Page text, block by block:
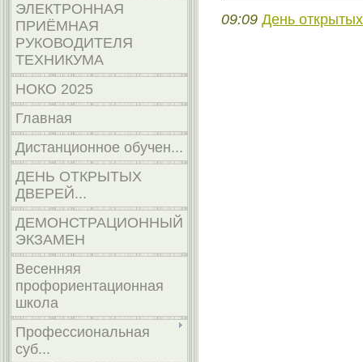
ЭЛЕКТРОННАЯ
ПРИЁМНАЯ
РУКОВОДИТЕЛЯ
ТЕХНИКУМА
НОКО 2025
Главная
Дистанционное обучен...
ДЕНЬ ОТКРЫТЫХ
ДВЕРЕЙ...
ДЕМОНСТРАЦИОННЫЙ
ЭКЗАМЕН
Весенняя
профориентационная
школа
Профессиональная
суб...
09:09 День